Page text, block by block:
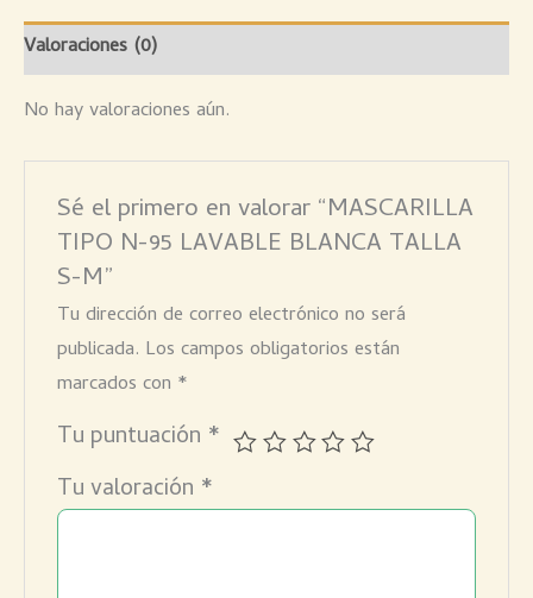
Valoraciones (0)
No hay valoraciones aún.
Sé el primero en valorar “MASCARILLA
TIPO N-95 LAVABLE BLANCA TALLA
S-M”
Tu dirección de correo electrónico no será
publicada. Los campos obligatorios están
marcados con *
Tu puntuación *
Tu valoración *